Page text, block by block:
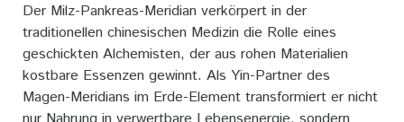
Der Milz-Pankreas-Meridian verkörpert in der
traditionellen chinesischen Medizin die Rolle eines
geschickten Alchemisten, der aus rohen Materialien
kostbare Essenzen gewinnt. Als Yin-Partner des
Magen-Meridians im Erde-Element transformiert er nicht